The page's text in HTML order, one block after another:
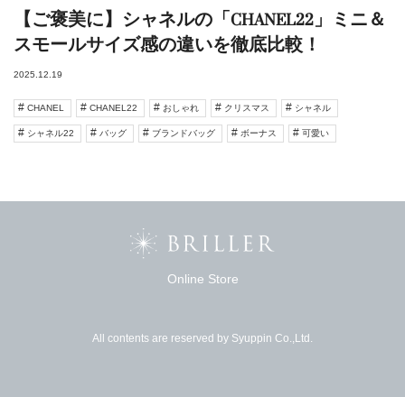
【ご褒美に】シャネルの「CHANEL22」ミニ＆
スモールサイズ感の違いを徹底比較！
2025.12.19
CHANEL CHANEL22 おしゃれ クリスマス シャネル
シャネル22 バッグ ブランドバッグ ボーナス 可愛い
Online Store
All contents are reserved by Syuppin Co.,Ltd.